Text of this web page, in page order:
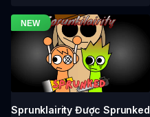
Sprunklairity Được Sprunked